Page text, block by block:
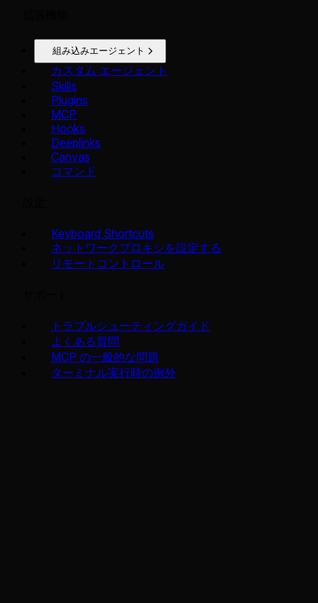
組み込みエージェント
カスタム エージェント
Skills
Plugins
MCP
Hooks
Deeplinks
Canvas
コマンド
Keyboard Shortcuts
ネットワークプロキシを設定する
リモートコントロール
トラブルシューティングガイド
よくある質問
MCP の一般的な問題
ターミナル実行時の例外